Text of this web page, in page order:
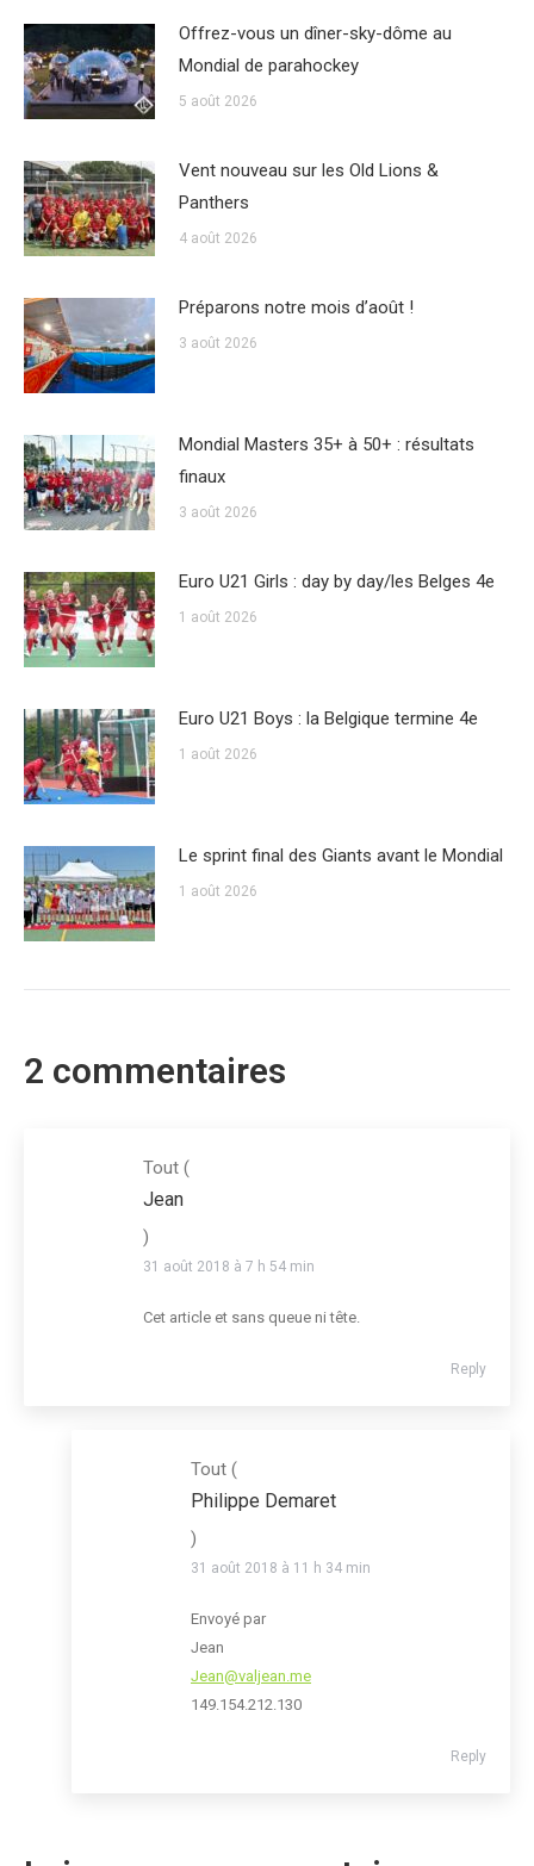
Offrez-vous un dîner-sky-dôme au
Mondial de parahockey
5 août 2026
Vent nouveau sur les Old Lions &
Panthers
4 août 2026
Préparons notre mois d’août !
3 août 2026
Mondial Masters 35+ à 50+ : résultats
finaux
3 août 2026
Euro U21 Girls : day by day/les Belges 4e
1 août 2026
Euro U21 Boys : la Belgique termine 4e
1 août 2026
Le sprint final des Giants avant le Mondial
1 août 2026
2 commentaires
Tout (
Jean
)
31 août 2018 à 7 h 54 min
Cet article et sans queue ni tête.
Reply
Tout (
Philippe Demaret
)
31 août 2018 à 11 h 34 min
Envoyé par
Jean
Jean@valjean.me
149.154.212.130
Reply